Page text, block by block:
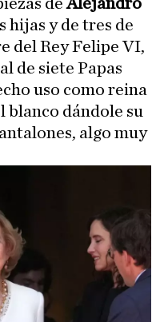
hijas y de tres de
del Rey Felipe VI,
de siete Papas
uso como reina
dándole su
algo muy